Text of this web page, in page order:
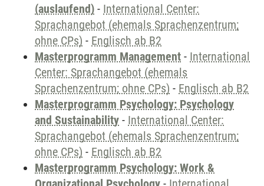
(auslaufend) - International Center:
Sprachangebot (ehemals Sprachenzentrum;
ohne CPs) - Englisch ab B2
Masterprogramm Management - International
Center: Sprachangebot (ehemals
Sprachenzentrum; ohne CPs) - Englisch ab B2
Masterprogramm Psychology: Psychology
and Sustainability - International Center:
Sprachangebot (ehemals Sprachenzentrum;
ohne CPs) - Englisch ab B2
Masterprogramm Psychology: Work &